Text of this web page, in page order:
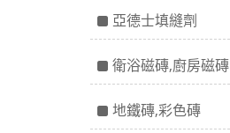
亞德士填縫劑
衛浴磁磚,廚房磁磚
地鐵磚,彩色磚